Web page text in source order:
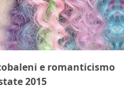
e romanticismo
2015